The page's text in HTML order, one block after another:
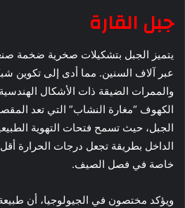
جبل القارة
يتميز الجبل بتشكيلات صخرية ضخمة
عبر آلاف السنين. مما أدى إلى تكوين
والممرات الضيقة ذات الأشكال
الكهوف “مغارة النشاب” التي تعد
الجبل، حيث تسمح فتحات التهوية
الداخل بطريقة تجعل درجات الحرارة
خاصة في فصل الصيف.
ويؤكد مختصون في الجيولوجيا، أن